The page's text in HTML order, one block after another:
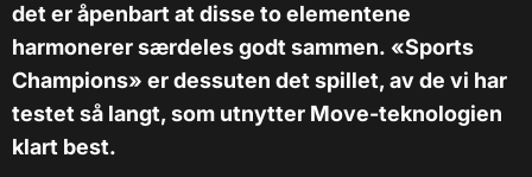
det er åpenbart at disse to elementene
harmonerer særdeles godt sammen. «Sports
Champions» er dessuten det spillet, av de vi har
testet så langt, som utnytter Move-teknologien
klart best.